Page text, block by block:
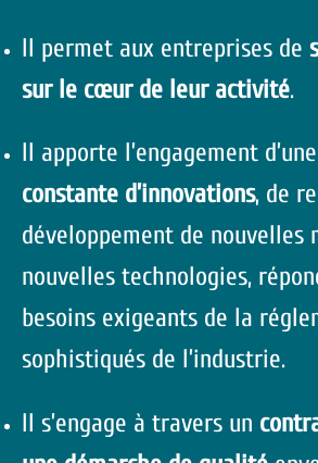
Il permet aux entreprises de
sur le cœur de leur activité.
Il apporte l’engagement d’une
constante d’innovations, de
développement de nouvelles
nouvelles technologies,
besoins exigeants de la
sophistiqués de l’industrie.
Il s’engage à travers un